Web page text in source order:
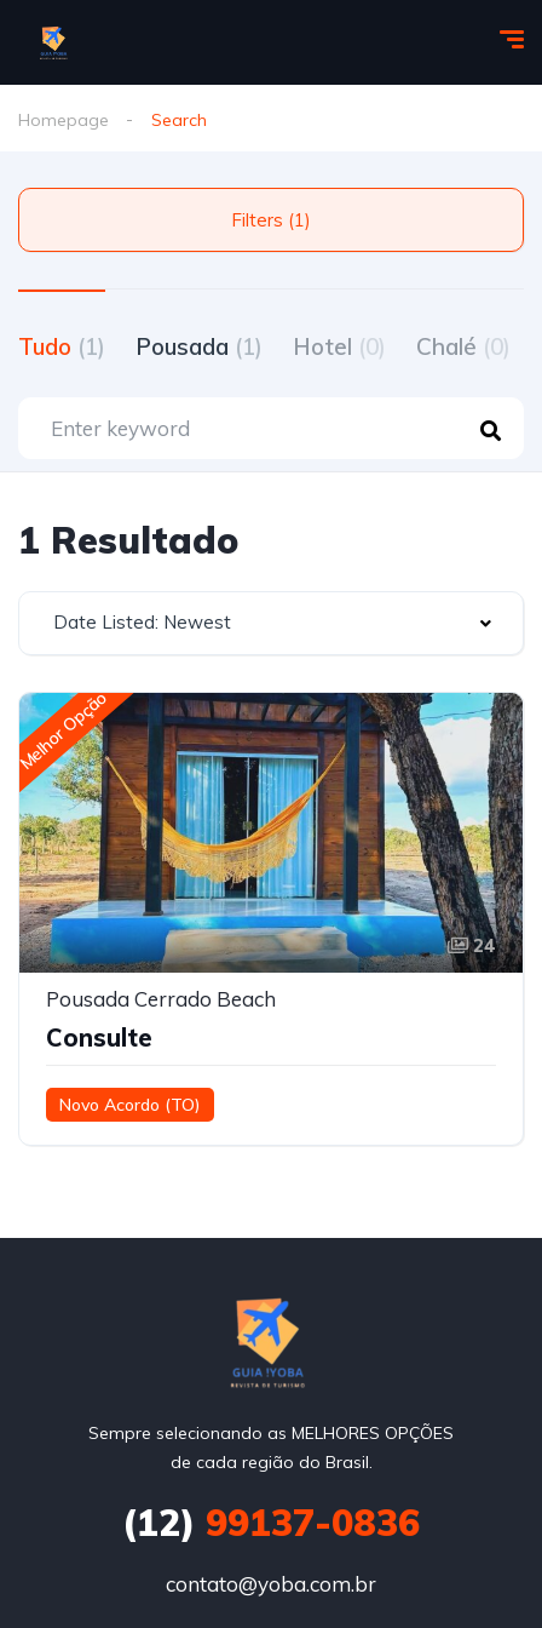
Homepage Search
Filters (1)
Tudo (1) Pousada (1) Hotel (0) Chalé (0)
1 Resultado
Date Listed: Newest
Melhor Opção
24
Pousada Cerrado Beach
Consulte
Novo Acordo (TO)
Sempre selecionando as MELHORES OPÇÕES
de cada região do Brasil.
(12) 99137-0836
contato@yoba.com.br